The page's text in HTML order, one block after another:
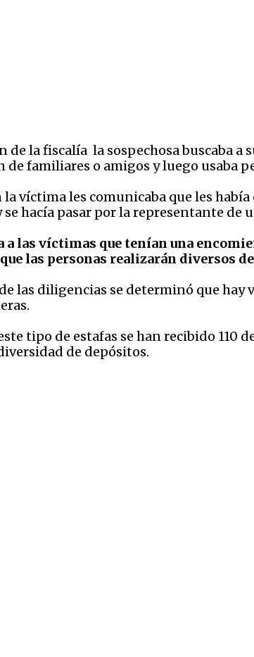
de la fiscalía la sospechosa buscaba
de familiares o amigos y luego usaba
víctima les comunicaba que les
hacía pasar por la representante de
a las víctimas que tenían una
las personas realizarán diversos
las diligencias se determinó que
tipo de estafas se han recibido 110
de depósitos.